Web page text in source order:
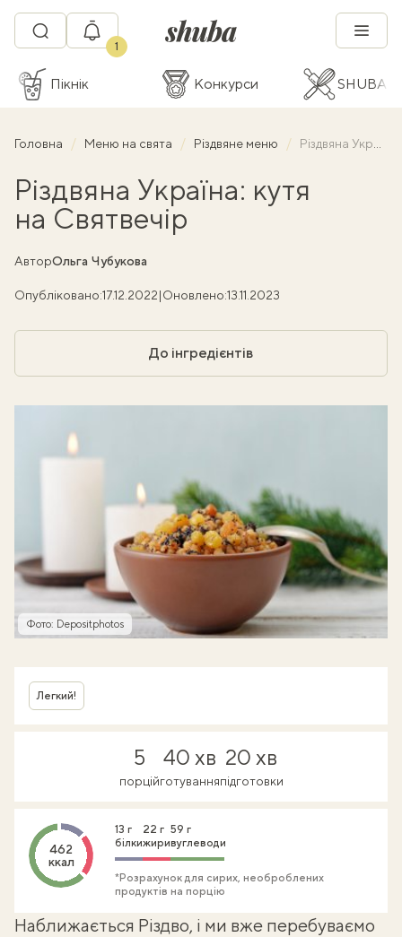
1
Пікнік Конкурси SHUBA
Головна Меню на свята Різдвяне меню Різдвяна Україна: кутя на Святвечір
Різдвяна Україна: кутя
на Святвечір
АвторОльга Чубукова
Опубліковано:17.12.2022|Оновлено:13.11.2023
До інгредієнтів
Фото: Depositphotos
Легкий!
5
порцій
40 хв
готування
20 хв
підготовки
462
ккал
13 г
білки
22 г
жири
59 г
вуглеводи
*Розрахунок для сирих, необроблених
продуктів на порцію
Наближається Різдво, і ми вже перебуваємо